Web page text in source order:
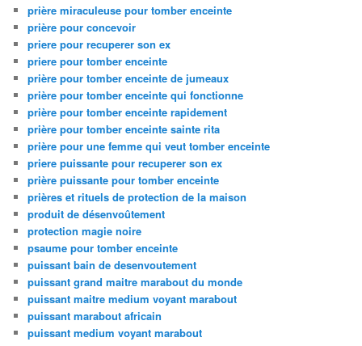
prière miraculeuse pour tomber enceinte
prière pour concevoir
priere pour recuperer son ex
priere pour tomber enceinte
prière pour tomber enceinte de jumeaux
prière pour tomber enceinte qui fonctionne
prière pour tomber enceinte rapidement
prière pour tomber enceinte sainte rita
prière pour une femme qui veut tomber enceinte
priere puissante pour recuperer son ex
prière puissante pour tomber enceinte
prières et rituels de protection de la maison
produit de désenvoûtement
protection magie noire
psaume pour tomber enceinte
puissant bain de desenvoutement
puissant grand maitre marabout du monde
puissant maitre medium voyant marabout
puissant marabout africain
puissant medium voyant marabout